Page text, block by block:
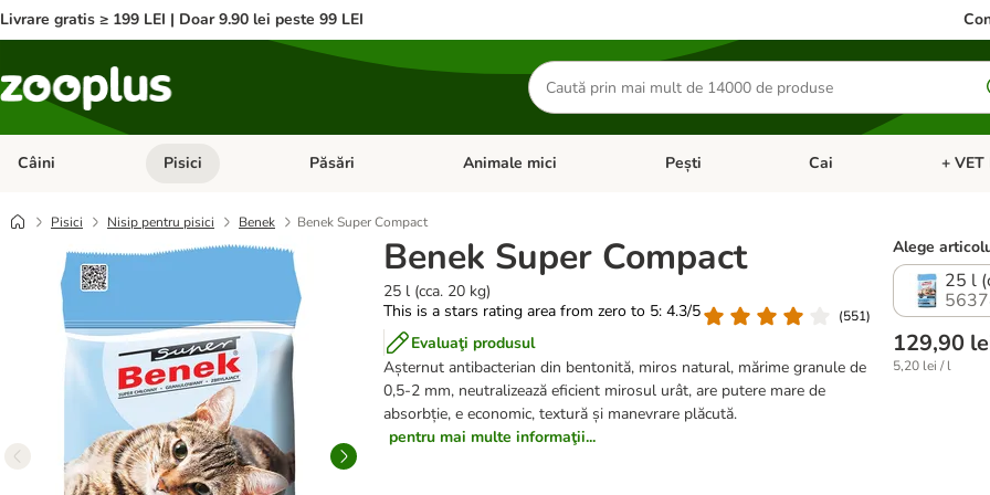
Livrare gratis ≥ 199 LEI | Doar 9.90 lei peste 99 LEI
Căutare
produse
Câini Deschideți meniul cu categorii: Câini
Pisici Deschideți meniul cu categorii: Pisici
Păsări Deschideți meniul cu categorii: Păsări
Animale mici Deschideți meniul cu categorii: Animale mici
Pești Deschideți meniul cu
Cai +
Pisici Nisip pentru pisici Benek Benek Super Compact
Benek Super Compact
25 l (cca. 20 kg)
This is a stars rating area from zero to 5: 4.3/5
(551)
Evaluaţi produsul
Așternut antibacterian din bentonită, miros natural, mărime granule de
0,5-2 mm, neutralizează eficient mirosul urât, are putere mare de
absorbție, e economic, textură și manevrare plăcută.
pentru mai multe informaţii...
Alege
25 l
129,90
5,20 lei / l